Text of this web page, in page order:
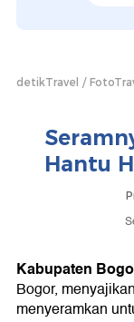
detikTravel
Hantu
Kabupaten
Bogor,
menyeramkan